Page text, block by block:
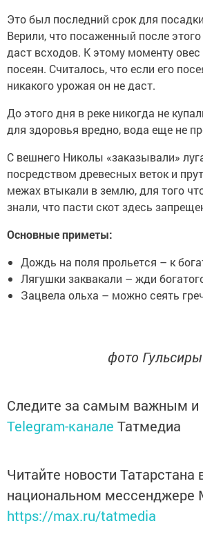
Это был последний срок для
Верили, что посаженный после
даст всходов. К этому моменту
посеян. Считалось, что если его
никакого урожая он не даст.
До этого дня в реке никогда не
для здоровья вредно, вода еще не
С вешнего Николы «заказывали»
посредством древесных веток и
межах втыкали в землю, для того
знали, что пасти скот здесь
Основные приметы:
Дождь на поля прольется – к
Лягушки заквакали – жди
Зацвела ольха – можно сеять
фото
Следите за самым важным и
Telegram-канале Татмедиа
Читайте новости Татарстана
национальном мессенджере
https://max.ru/tatmedia